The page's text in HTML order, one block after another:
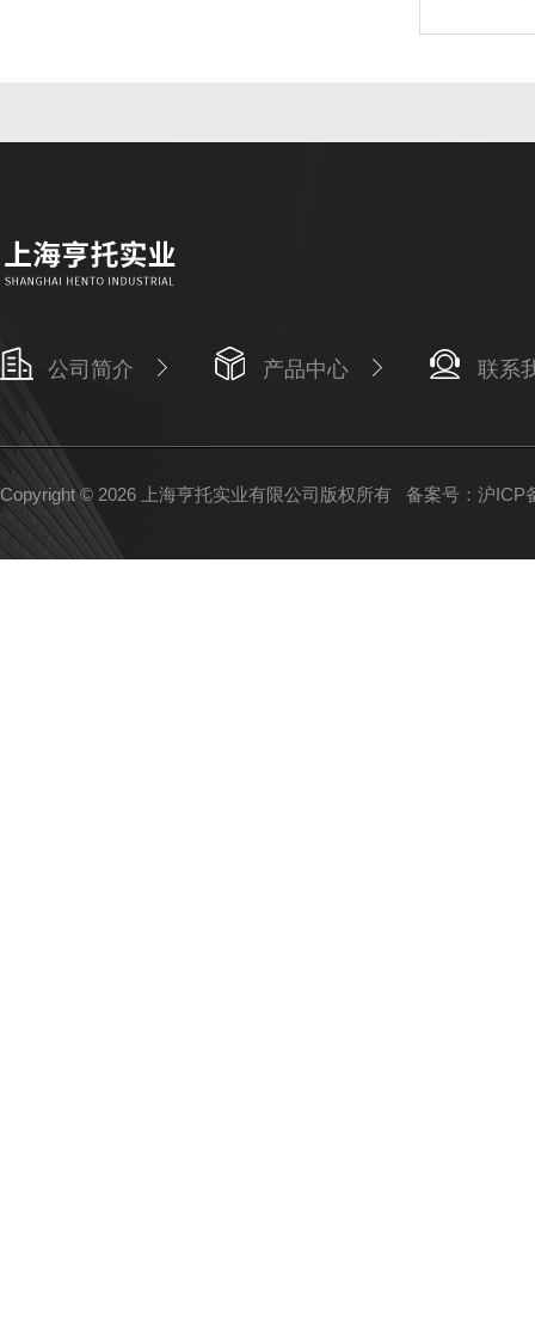
公司简介 产品中心 联系
Copyright © 2026 上海亨托实业有限公司版权所有 备案号：沪ICP